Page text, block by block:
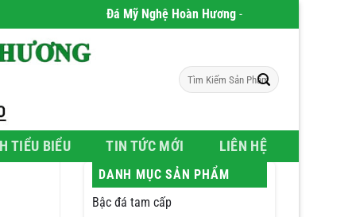
Đá Mỹ Nghệ Hoàn Hương- Chúng tôi chuyên phân
Tìm
kiếm:
TIỂU BIỂU TIN TỨC MỚI LIÊN HỆ
DANH MỤC SẢN PHẨM
Bậc đá tam cấp